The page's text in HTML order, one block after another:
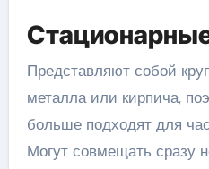
Представляют собой
металла или кирпича,
больше подходят для
Могут совмещать сразу